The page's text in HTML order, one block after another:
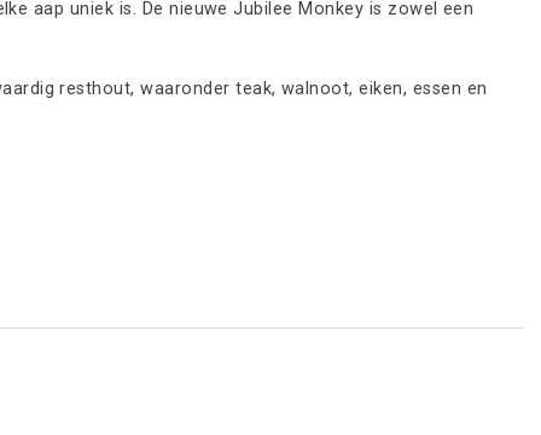
aap uniek is. De nieuwe Jubilee Monkey is zowel een
resthout, waaronder teak, walnoot, eiken, essen en